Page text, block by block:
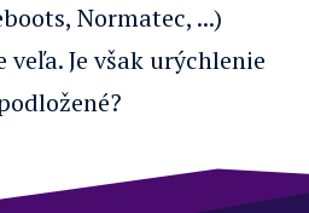
Normatec, ...)
Je však urýchlenie